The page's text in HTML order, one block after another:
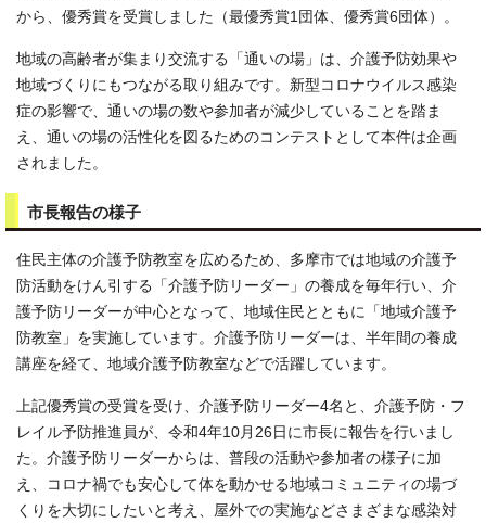
から、優秀賞を受賞しました（最優秀賞1団体、優秀賞6団体）。
地域の高齢者が集まり交流する「通いの場」は、介護予防効果や
地域づくりにもつながる取り組みです。新型コロナウイルス感染
症の影響で、通いの場の数や参加者が減少していることを踏ま
え、通いの場の活性化を図るためのコンテストとして本件は企画
されました。
市長報告の様子
住民主体の介護予防教室を広めるため、多摩市では地域の介護予
防活動をけん引する「介護予防リーダー」の養成を毎年行い、介
護予防リーダーが中心となって、地域住民とともに「地域介護予
防教室」を実施しています。介護予防リーダーは、半年間の養成
講座を経て、地域介護予防教室などで活躍しています。
上記優秀賞の受賞を受け、介護予防リーダー4名と、介護予防・フ
レイル予防推進員が、令和4年10月26日に市長に報告を行いまし
た。介護予防リーダーからは、普段の活動や参加者の様子に加
え、コロナ禍でも安心して体を動かせる地域コミュニティの場づ
くりを大切にしたいと考え、屋外での実施などさまざまな感染対